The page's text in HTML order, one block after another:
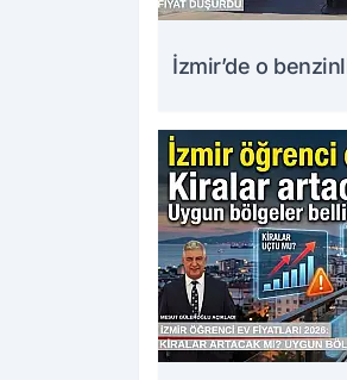
İzmir’de o